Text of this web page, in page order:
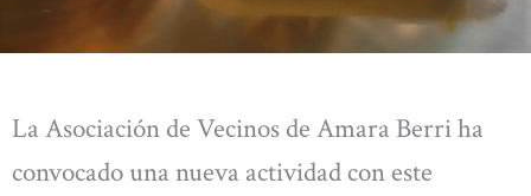
La Asociación de Vecinos de Amara Berri ha
convocado una nueva actividad con este